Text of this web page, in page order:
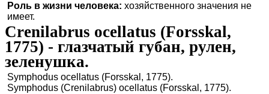
Роль в жизни человека: хозяйственного значения не
имеет.
Crenilabrus ocellatus (Forsskal,
1775) - глазчатый губан, рулен,
зеленушка.
Symphodus ocellatus (Forsskal, 1775).
Symphodus (Crenilabrus) ocellatus (Forsskal, 1775).